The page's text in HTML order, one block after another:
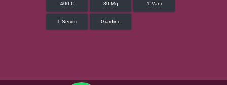
400 € 30 Mq 1 Vani
1 Servizi Giardino